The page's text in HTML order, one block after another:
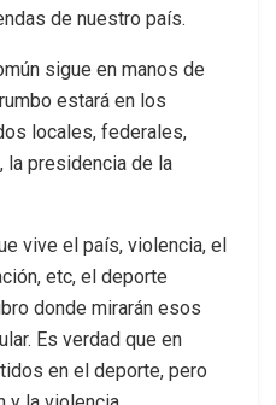
de nuestro país.
sigue en manos de
estará en los
locales, federales,
la presidencia de la
vive el país, violencia, el
etc, el deporte
donde mirarán esos
Es verdad que en
en el deporte, pero